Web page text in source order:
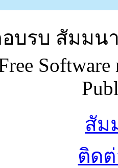
อบรบ สัมมน
Software
สัม
ติด